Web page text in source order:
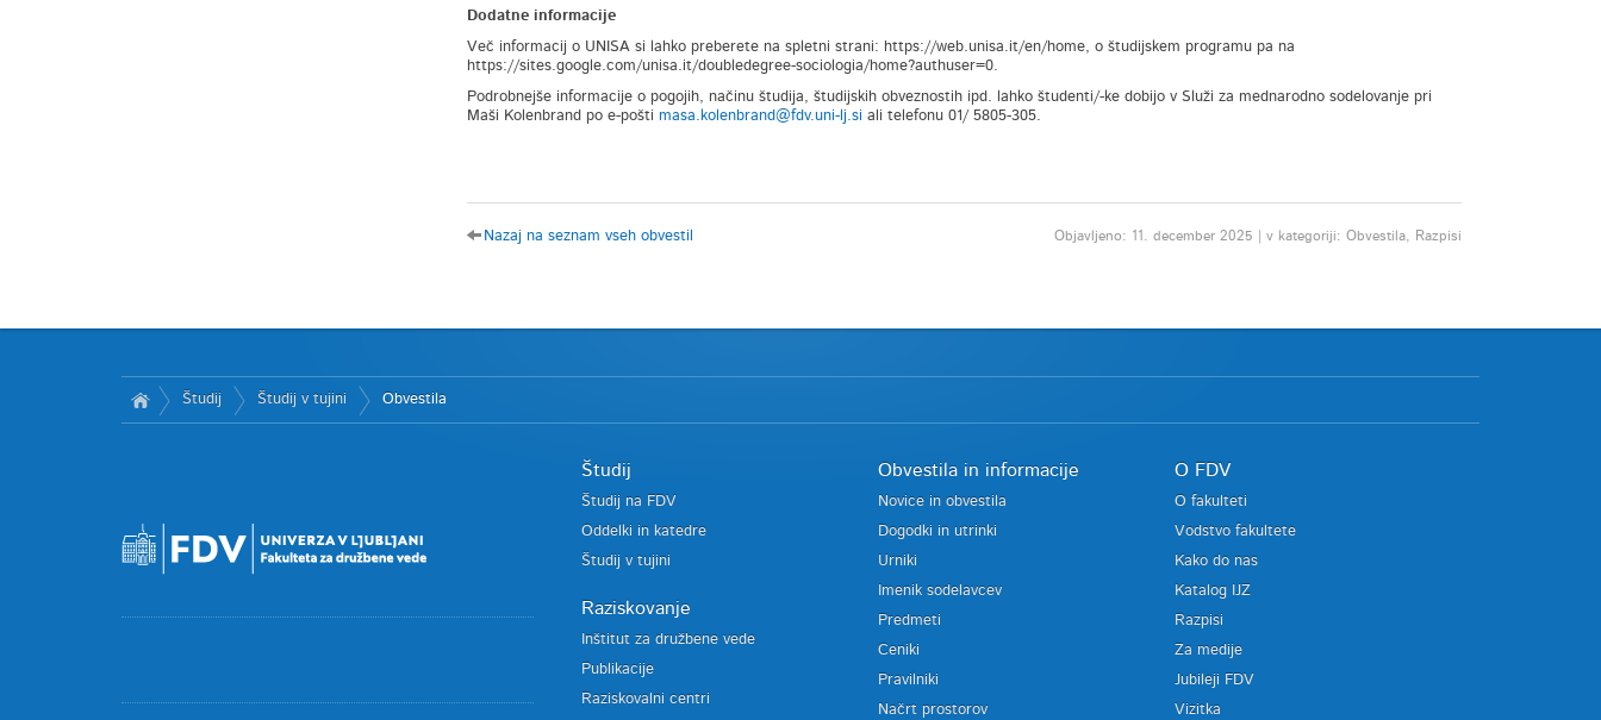
Dodatne informacije
Več informacij o UNISA si lahko preberete na spletni strani: https://web.unisa.it/en/home, o študijskem programu pa na
https://sites.google.com/unisa.it/doubledegree-sociologia/home?authuser=0.
Podrobnejše informacije o pogojih, načinu študija, študijskih obveznostih ipd. lahko študenti/-ke dobijo v Služi za mednarodno sodelovanje pri
Maši Kolenbrand po e-pošti masa.kolenbrand@fdv.uni-lj.si ali telefonu 01/ 5805-305.
Nazaj na seznam vseh obvestil Objavljeno: 11. december 2025 | v kategoriji: Obvestila, Razpisi
Študij Študij v tujini Obvestila
Študij
Študij na FDV
Oddelki in katedre
Študij v tujini
Raziskovanje
Inštitut za družbene vede
Publikacije
Raziskovalni centri
Obvestila in informacije
Novice in obvestila
Dogodki in utrinki
Urniki
Imenik sodelavcev
Predmeti
Ceniki
Pravilniki
Načrt prostorov
O FDV
O fakulteti
Vodstvo fakultete
Kako do nas
Katalog IJZ
Razpisi
Za medije
Jubileji FDV
Vizitka